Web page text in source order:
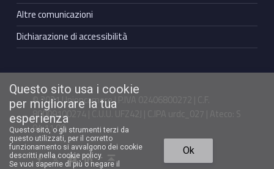
Altre comunicazioni
Dichiarazione di accessibilità
© 2021 Unioncamere | P.IVA 02406800272 | C.F.
80009100274 | C.U.U. UFZ42J | C.IPA urdc_027 | Ateco: S
94.11.00
Facebook Unioncamere VenetoTwitter Unioncamere VenetoYoutube Unioncamere VenetoLinkedin Unioncamere Veneto Torna in cima ↑
Questo sito usa i cookie
per migliorare la tua
esperienza
Questo sito, o gli strumenti terzi da
questo utilizzati, per il corretto
funzionamento si avvalgono dei cookie
descritti nella cookie policy.
Se vuoi saperne di più o negare il
Ok